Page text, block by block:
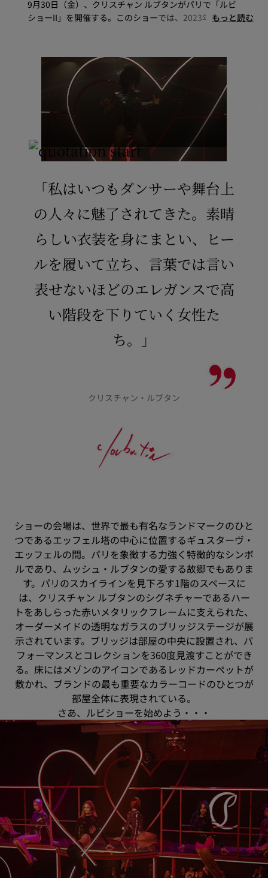
9月30日（金）、クリスチャン ルブタンがパリで「ルビ
ショーII」を開催する。このショーでは、2023年春夏コ
たルビショーの成功に続き、2シーズン連続でクリエイ
ションを発表するライブショーを提案する。
もっと読む
「私はいつもダンサーや舞台上
の人々に魅了されてきた。素晴
らしい衣装を身にまとい、ヒー
ルを履いて立ち、言葉では言い
表せないほどのエレガンスで高
い階段を下りていく女性た
ち。」
クリスチャン・ルブタン
ショーの会場は、世界で最も有名なランドマークのひと
つであるエッフェル塔の中心に位置するギュスターヴ・
エッフェルの間。パリを象徴する力強く特徴的なシンボ
ルであり、ムッシュ・ルブタンの愛する故郷でもありま
す。パリのスカイラインを見下ろす1階のスペースに
は、クリスチャン ルブタンのシグネチャーであるハー
トをあしらった赤いメタリックフレームに支えられた、
オーダーメイドの透明なガラスのブリッジステージが展
示されています。ブリッジは部屋の中央に設置され、パ
フォーマンスとコレクションを360度見渡すことができ
る。床にはメゾンのアイコンであるレッドカーペットが
敷かれ、ブランドの最も重要なカラーコードのひとつが
部屋全体に表現されている。
さあ、ルビショーを始めよう・・・